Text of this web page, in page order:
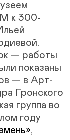
к 300-
— работы
показаны
— в Арт-
Гронского
группа во
году
,